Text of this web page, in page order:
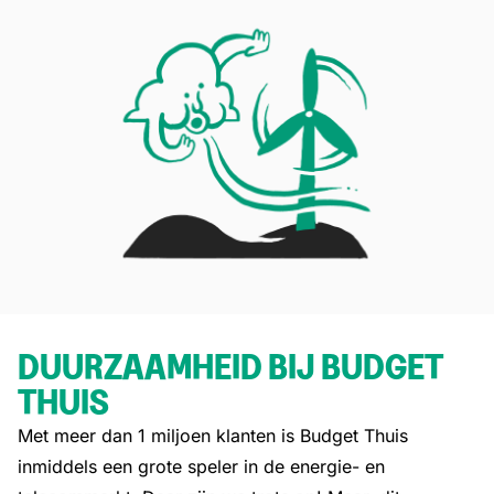
DUURZAAMHEID BIJ BUDGET
THUIS
Met meer dan 1 miljoen klanten is Budget Thuis
inmiddels een grote speler in de energie- en